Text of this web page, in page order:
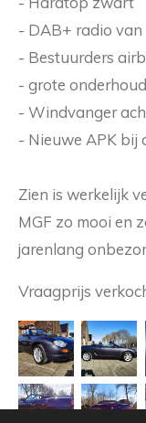
- DAB+ radio
- Bestuurders
- grote
- Windvanger
- Nieuwe APK bij
Zien is werkelijk
MGF zo mooi en
jarenlang
Vraagprijs